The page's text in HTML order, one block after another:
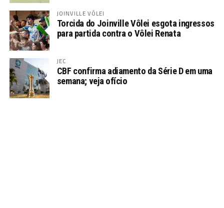
JOINVILLE VÔLEI
Torcida do Joinville Vôlei esgota ingressos
para partida contra o Vôlei Renata
JEC
CBF confirma adiamento da Série D em uma
semana; veja ofício